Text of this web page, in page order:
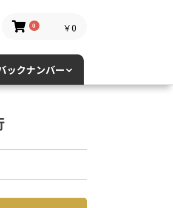
0 ￥0
ックナンバー